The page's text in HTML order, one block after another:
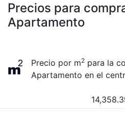
Precios para
Apartamento
Precio por m2 para la
Apartamento en el